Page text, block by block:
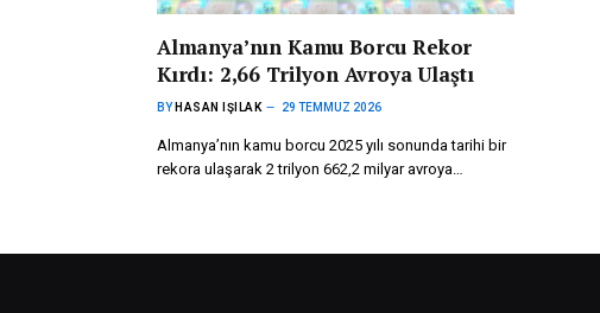
Almanya’nın Kamu Borcu Rekor
Kırdı: 2,66 Trilyon Avroya Ulaştı
BY HASAN IŞILAK 29 TEMMUZ 2026
Almanya’nın kamu borcu 2025 yılı sonunda tarihi bir
rekora ulaşarak 2 trilyon 662,2 milyar avroya…